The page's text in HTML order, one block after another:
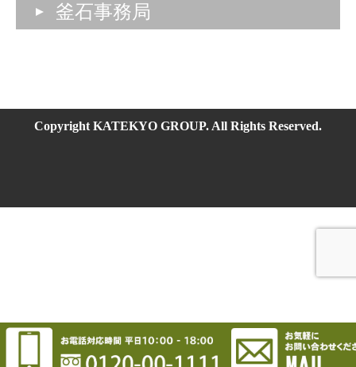
釜石事務局
Copyright KATEKYO GROUP. All Rights Reserved.